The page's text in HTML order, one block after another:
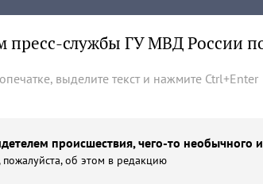
пресс-службы ГУ МВД России
выделите текст и нажмите Ctrl+Enter
происшествия, чего-то необычного
об этом в редакцию